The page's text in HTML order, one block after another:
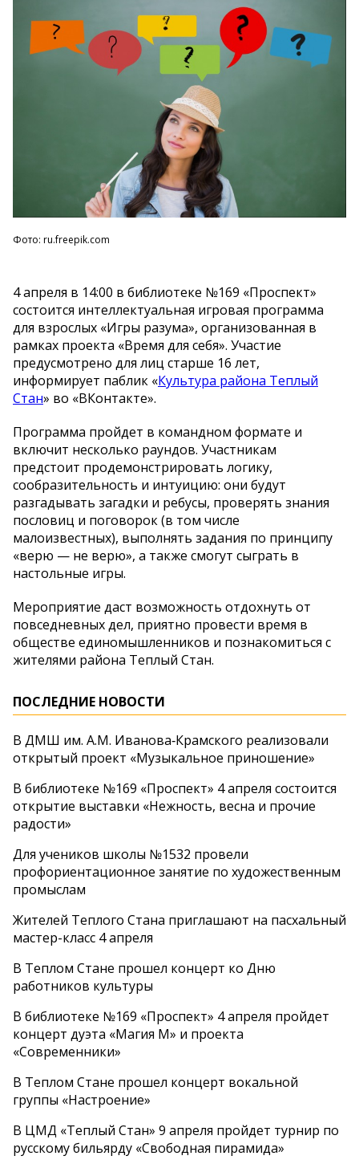
Фото: ru.freepik.com
4 апреля в 14:00 в библиотеке №169 «Проспект»
состоится интеллектуальная игровая программа
для взрослых «Игры разума», организованная в
рамках проекта «Время для себя». Участие
предусмотрено для лиц старше 16 лет,
информирует паблик «Культура района Теплый
Стан» во «ВКонтакте».
Программа пройдет в командном формате и
включит несколько раундов. Участникам
предстоит продемонстрировать логику,
сообразительность и интуицию: они будут
разгадывать загадки и ребусы, проверять знания
пословиц и поговорок (в том числе
малоизвестных), выполнять задания по принципу
«верю — не верю», а также смогут сыграть в
настольные игры.
Мероприятие даст возможность отдохнуть от
повседневных дел, приятно провести время в
обществе единомышленников и познакомиться с
жителями района Теплый Стан.
ПОСЛЕДНИЕ НОВОСТИ
В ДМШ им. А.М. Иванова‑Крамского реализовали
открытый проект «Музыкальное приношение»
В библиотеке №169 «Проспект» 4 апреля состоится
открытие выставки «Нежность, весна и прочие
радости»
Для учеников школы №1532 провели
профориентационное занятие по художественным
промыслам
Жителей Теплого Стана приглашают на пасхальный
мастер-класс 4 апреля
В Теплом Стане прошел концерт ко Дню
работников культуры
В библиотеке №169 «Проспект» 4 апреля пройдет
концерт дуэта «Магия М» и проекта
«Современники»
В Теплом Стане прошел концерт вокальной
группы «Настроение»
В ЦМД «Теплый Стан» 9 апреля пройдет турнир по
русскому бильярду «Свободная пирамида»